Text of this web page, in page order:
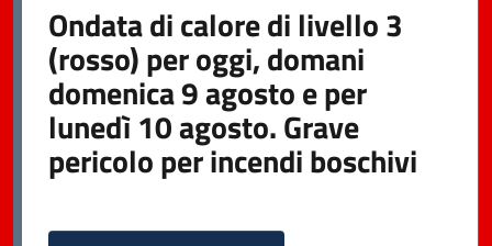
Ondata di calore di livello 3
(rosso) per oggi, domani
domenica 9 agosto e per
lunedì 10 agosto. Grave
pericolo per incendi boschivi